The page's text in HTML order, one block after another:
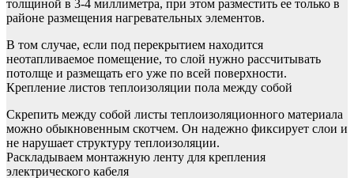
толщиной в 3-4 миллиметра, при этом разместить ее только в
районе размещения нагревательных элементов.
В том случае, если под перекрытием находится
неотапливаемое помещение, то слой нужно рассчитывать
потолще и размещать его уже по всей поверхности.
Крепление листов теплоизоляции пола между собой
Скрепить между собой листы теплоизоляционного материала
можно обыкновенным скотчем. Он надежно фиксирует слои и
не нарушает структуру теплоизоляции.
Раскладываем монтажную ленту для крепления
электрического кабеля